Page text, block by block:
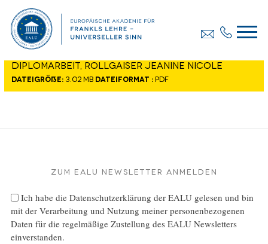
Diplomarbeit, Rollgaiser Jeanine Nicole
Dateigröße: 3.02 MB Dateiformat : PDF
Zum EALU Newsletter anmelden
Ich habe die Datenschutzerklärung der EALU gelesen und bin
mit der Verarbeitung und Nutzung meiner personenbezogenen
Daten für die regelmäßige Zustellung des EALU Newsletters
einverstanden.